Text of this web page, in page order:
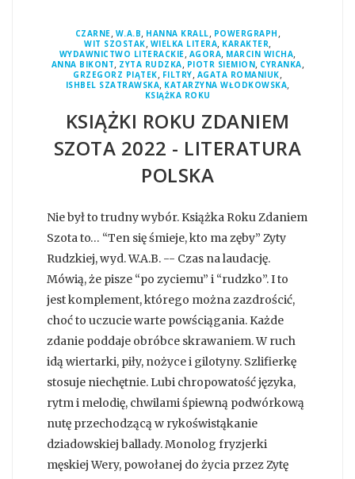
CZARNE, W.A.B, HANNA KRALL, POWERGRAPH ,
WIT SZOSTAK, WIELKA LITERA, KARAKTER,
WYDAWNICTWO LITERACKIE, AGORA, MARCIN WICHA,
ANNA BIKONT, ZYTA RUDZKA, PIOTR SIEMION, CYRANKA,
GRZEGORZ PIĄTEK, FILTRY, AGATA ROMANIUK,
ISHBEL SZATRAWSKA, KATARZYNA WŁODKOWSKA,
KSIĄŻKA ROKU
KSIĄŻKI ROKU ZDANIEM
SZOTA 2022 - LITERATURA
POLSKA
Nie był to trudny wybór. Książka Roku Zdaniem
Szota to… “Ten się śmieje, kto ma zęby” Zyty
Rudzkiej, wyd. W.A.B. -- Czas na laudację.
Mówią, że pisze “po zyciemu” i “rudzko”. I to
jest komplement, którego można zazdrościć,
choć to uczucie warte powściągania. Każde
zdanie poddaje obróbce skrawaniem. W ruch
idą wiertarki, piły, nożyce i gilotyny. Szlifierkę
stosuje niechętnie. Lubi chropowatość języka,
rytm i melodię, chwilami śpiewną podwórkową
nutę przechodzącą w rykoświstąkanie
dziadowskiej ballady. Monolog fryzjerki
męskiej Wery, powołanej do życia przez Zytę